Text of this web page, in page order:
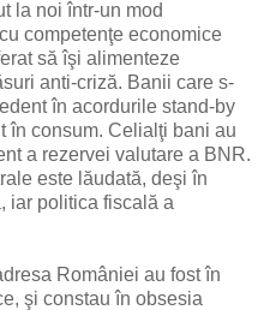
la noi într-un mod
competenţe economice
să îşi alimenteze
anti-criză. Banii care s-
în acordurile stand-by
în consum. Celialţi bani au
a rezervei valutare a BNR.
este lăudată, deşi în
iar politica fiscală a
României au fost în
şi constau în obsesia